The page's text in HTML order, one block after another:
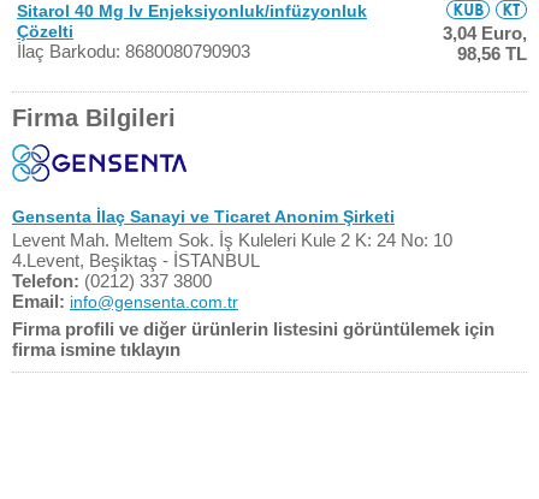
Sitarol 40 Mg Iv Enjeksiyonluk/infüzyonluk
Çözelti
İlaç Barkodu: 8680080790903
3,04 Euro,
98,56 TL
Firma Bilgileri
Gensenta İlaç Sanayi ve Ticaret Anonim Şirketi
Levent Mah. Meltem Sok. İş Kuleleri Kule 2 K: 24 No: 10
4.Levent, Beşiktaş - İSTANBUL
Telefon: (0212) 337 3800
Email: info@gensenta.com.tr
Firma profili ve diğer ürünlerin listesini görüntülemek için
firma ismine tıklayın